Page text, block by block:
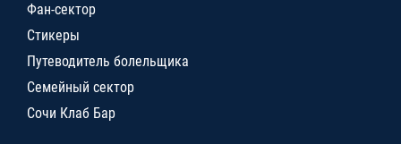
Фан-сектор
Стикеры
Путеводитель болельщика
Семейный сектор
Сочи Клаб Бар